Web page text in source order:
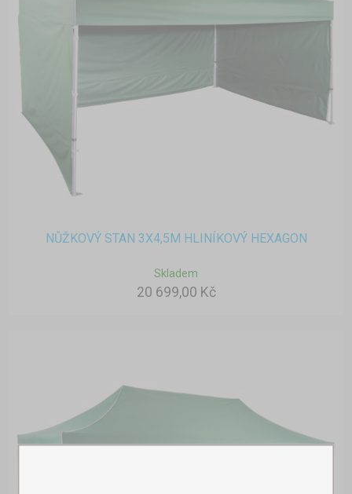
NŮŽKOVÝ STAN 3X4,5M HLINÍKOVÝ HEXAGON
Skladem
20 699,00 Kč